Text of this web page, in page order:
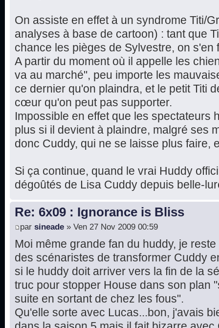
On assiste en effet à un syndrome Titi/
analyses à base de cartoon) : tant que
chance les pièges de Sylvestre, on s'en
A partir du moment où il appelle les
va au marché", peu importe les
ce dernier qu'on plaindra, et le petit Titi
cœur qu'on peut pas supporter.
Impossible en effet que les spectateurs
plus si il devient à plaindre, malgré ses
donc Cuddy, qui ne se laisse plus faire,
Si ça continue, quand le vrai Huddy
dégoûtés de Lisa Cuddy depuis belle-
Re: 6x09 : Ignorance is Bliss
par sineade » Ven 27 Nov 2009 00:59
Moi même grande fan du huddy, je
des scénaristes de transformer Cuddy
si le huddy doit arriver vers la fin de la
truc pour stopper House dans son plan
suite en sortant de chez les fous".
Qu'elle sorte avec Lucas...bon, j'avais